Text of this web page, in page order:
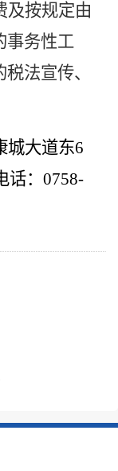
及按规定由
事务性工
法宣传、
城大道东6
话： 0758-